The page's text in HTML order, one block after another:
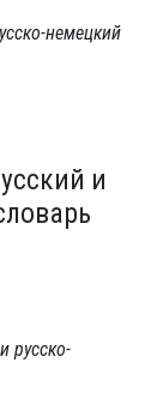
немецкий
и
русско-